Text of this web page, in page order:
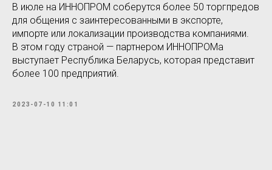
В июле на ИННОПРОМ соберутся более 50 торгпредов
для общения с заинтересованными в экспорте,
импорте или локализации производства компаниями.
В этом году страной — партнером ИННОПРОМа
выступает Республика Беларусь, которая представит
более 100 предприятий.
2023-07-10 11:01